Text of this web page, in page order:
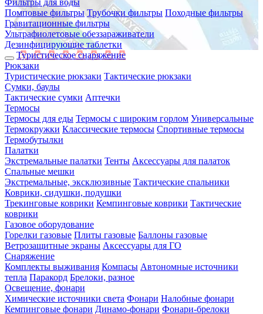
Фильтры для воды
Помповые фильтры Трубочки фильтры Походные фильтры
Гравитационные фильтры
Ультрафиолетовые обеззараживатели
Дезинфицирующие таблетки
Туристическое снаряжение
Рюкзаки
Туристические рюкзаки Тактические рюкзаки
Сумки, баулы
Тактические сумки Аптечки
Термосы
Термосы для еды Термосы с широким горлом Универсальные
Термокружки Классические термосы Спортивные термосы
Термобутылки
Палатки
Экстремальные палатки Тенты Аксессуары для палаток
Спальные мешки
Экстремальные, эксклюзивные Тактические спальники
Коврики, сидушки, подушки
Трекинговые коврики Кемпинговые коврики Тактические
коврики
Газовое оборудование
Горелки газовые Плиты газовые Баллоны газовые
Ветрозащитные экраны Аксессуары для ГО
Снаряжение
Комплекты выживания Компасы Автономные источники
тепла Паракорд Брелоки, разное
Освещение, фонари
Химические источники света Фонари Налобные фонари
Кемпинговые фонари Динамо-фонари Фонари-брелоки